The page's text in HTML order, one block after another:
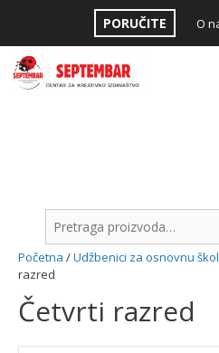
content
PORUČITE O
Početna /Udžbenici za osnovnu
razred
Četvrti razred